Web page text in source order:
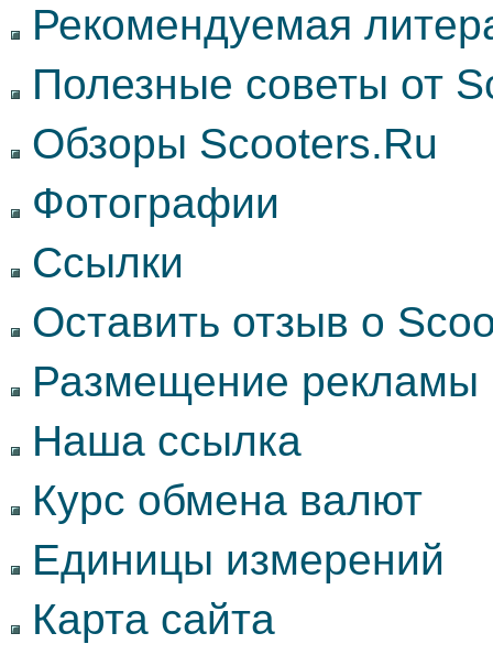
Рекомендуемая
Полезные советы от
Обзоры Scooters.Ru
Фотографии
Ссылки
Оставить отзыв о
Размещение рекламы
Наша ссылка
Курс обмена валют
Единицы измерений
Карта сайта